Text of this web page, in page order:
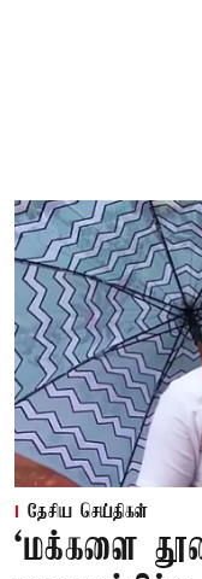
தேசிய செய்திகள்
‘மக்களை